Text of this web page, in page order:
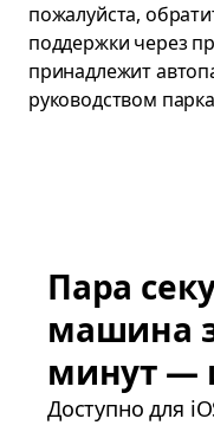
пожалуйста,
поддержки через
принадлежит
руководством
Пара
машина
минут —
Доступно для